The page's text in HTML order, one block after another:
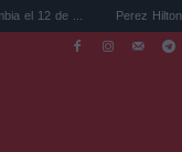
Perez Hilton directo TikTok: